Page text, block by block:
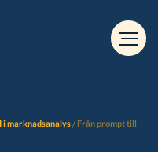
i marknadsanalys/ Från prompt till